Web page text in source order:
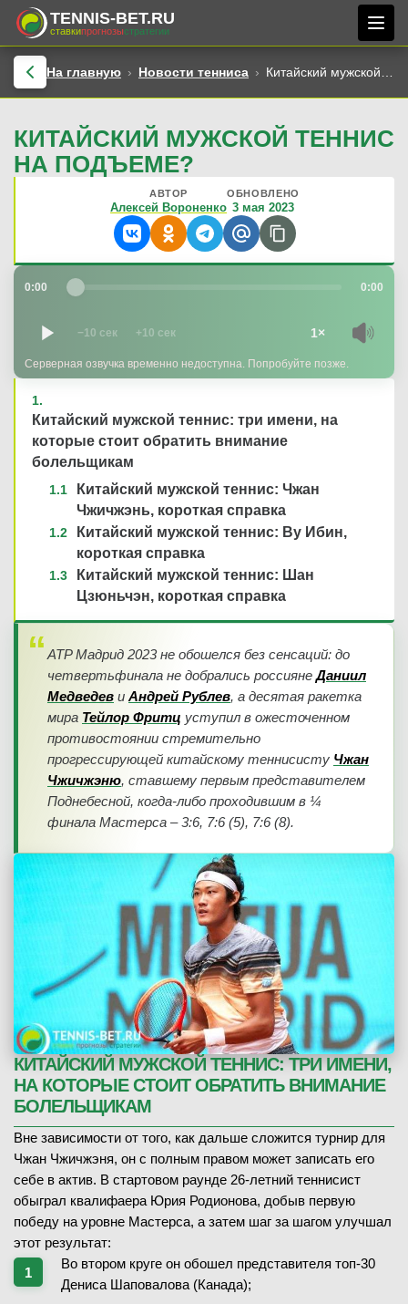
TENNIS-BET.RU
ставкипрогнозыстратегии
На главную Новости тенниса Китайский мужской теннис на подъеме?
КИТАЙСКИЙ МУЖСКОЙ ТЕННИС
НА ПОДЪЕМЕ?
АВТОР
Алексей Вороненко
ОБНОВЛЕНО
3 мая 2023
0:00 0:00
−10 сек +10 сек 1×
Серверная озвучка временно недоступна. Попробуйте позже.
Китайский мужской теннис: три имени, на
которые стоит обратить внимание
болельщикам
Китайский мужской теннис: Чжан
Чжичжэнь, короткая справка
Китайский мужской теннис: Ву Ибин,
короткая справка
Китайский мужской теннис: Шан
Цзюньчэн, короткая справка
ATP Мадрид 2023 не обошелся без сенсаций: до
четвертьфинала не добрались россиянеДаниил
Медведев и Андрей Рублев, а десятая ракетка
мира Тейлор Фритц уступил в ожесточенном
противостоянии стремительно
прогрессирующей китайскому теннисисту Чжан
Чжичжэню, ставшему первым представителем
Поднебесной, когда-либо проходившим в ¼
финала Мастерса – 3:6, 7:6 (5), 7:6 (8).
КИТАЙСКИЙ МУЖСКОЙ ТЕННИС: ТРИ ИМЕНИ,
НА КОТОРЫЕ СТОИТ ОБРАТИТЬ ВНИМАНИЕ
БОЛЕЛЬЩИКАМ
Вне зависимости от того, как дальше сложится турнир для
Чжан Чжичжэня, он с полным правом может записать его
себе в актив. В стартовом раунде 26-летний теннисист
обыграл квалифаера Юрия Родионова, добыв первую
победу на уровне Мастерса, а затем шаг за шагом улучшал
этот результат:
Во втором круге он обошел представителя топ-30
Дениса Шаповалова (Канада);